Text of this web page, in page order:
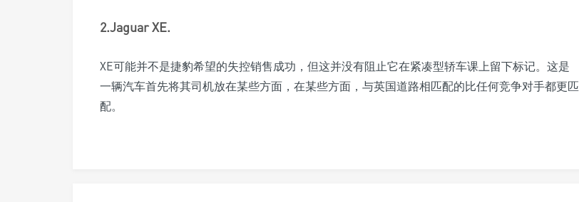
2.Jaguar XE.
XE可能并不是捷豹希望的失控销售成功，但这并没有阻止它在紧凑型轿车课上留下标记。这是
一辆汽车首先将其司机放在某些方面，在某些方面，与英国道路相匹配的比任何竞争对手都更匹
配。